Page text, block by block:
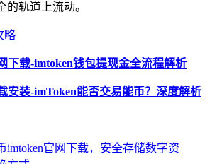
的轨道上流动。
略
下载-imtoken钱包提现金全流程解析
安装-imToken能否交易能币？深度解析